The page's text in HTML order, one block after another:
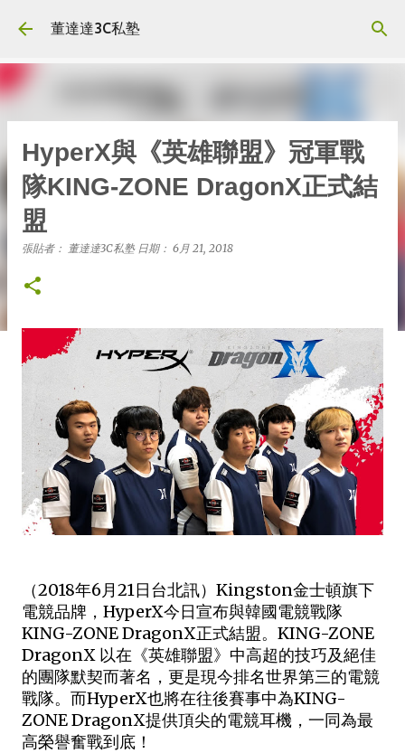
董達達3C私塾
HyperX與《英雄聯盟》冠軍戰
隊KING-ZONE DragonX正式結
盟
張貼者： 董達達3C私塾 日期： 6月 21, 2018
（2018年6月21日台北訊）Kingston金士頓旗下
電競品牌， HyperX今日宣布與韓國電競戰隊
KING-ZONE DragonX正式結盟。KING-ZONE
DragonX 以在《英雄聯盟》中高超的技巧及絕佳
的團隊默契而著名，更是現今排名世界第三的電競
戰隊。而HyperX也將在往後賽事中為KING-
ZONE DragonX提供頂尖的電競耳機，一同為最
高榮譽奮戰到底！